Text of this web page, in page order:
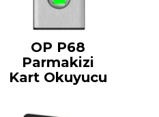
OP P68
Parmakizi
Kart Okuyucu